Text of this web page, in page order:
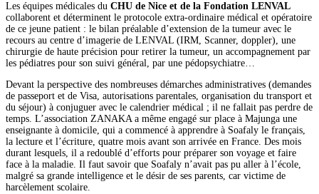
Les équipes médicales du CHU de Nice et de la Fondation LENVAL
collaborent et déterminent le protocole extra-ordinaire médical et opératoire
de ce jeune patient : le bilan préalable d’extension de la tumeur avec le
recours au centre d’imagerie de LENVAL (IRM, Scanner, doppler), une
chirurgie de haute précision pour retirer la tumeur, un accompagnement par
les pédiatres pour son suivi général, par une pédopsychiatre…
Devant la perspective des nombreuses démarches administratives (demandes
de passeport et de Visa, autorisations parentales, organisation du transport et
du séjour) à conjuguer avec le calendrier médical ; il ne fallait pas perdre de
temps. L’association ZANAKA a même engagé sur place à Majunga une
enseignante à domicile, qui a commencé à apprendre à Soafaly le français,
la lecture et l’écriture, quatre mois avant son arrivée en France. Des mois
durant lesquels, il a redoublé d’efforts pour préparer son voyage et faire
face à la maladie. Il faut savoir que Soafaly n’avait pas pu aller à l’école,
malgré sa grande intelligence et le désir de ses parents, car victime de
harcèlement scolaire.